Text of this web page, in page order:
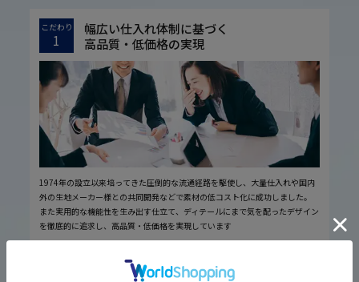
こだわり
1
幅広い仕入れ体制に基づく
高品質・低価格の実現
1974年の設立以来培ってきた圧倒的な流通経路を駆使し、大量仕入れや国内
外の生地メーカー様との共同開発などで素材の低コスト化に成功しました。
また実用的な機能性を生み出す仕立て、ディテールにまで気を配ったデザイン
を徹底的に追求し、高品質・低価格を実現しています
厳しい品質管理体制に基づく